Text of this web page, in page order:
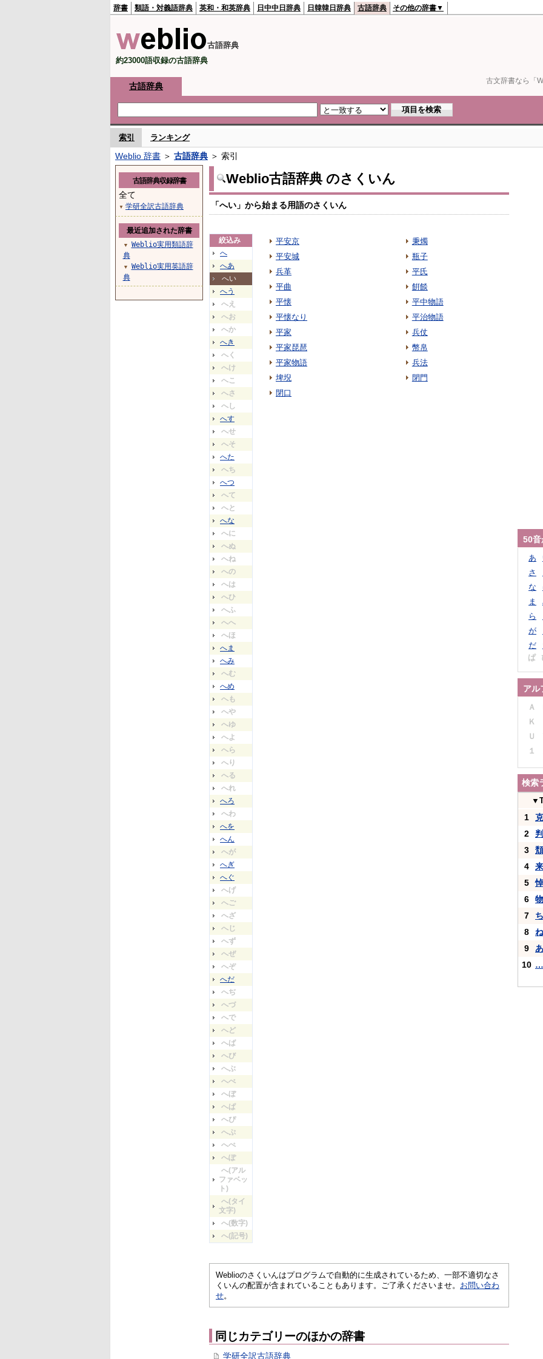
古文辞書なら「
辞書 類語・対義語辞典 英和・和英辞典 日中中日辞典 日韓韓日辞典 古語辞典 その他の辞書▼
古語辞典
約23000語収録の古語辞典
古語辞典
索引 ランキング
Weblio 辞書 ＞ 古語辞典 ＞ 索引
Weblio古語辞典 のさくいん
「へい」から始まる用語のさくいん
絞込み
へ
へあ
へい
へう
へえ
へお
へか
へき
へく
へけ
へこ
へさ
へし
へす
へせ
へそ
へた
へち
へつ
へて
へと
へな
へに
へぬ
へね
への
へは
へひ
へふ
へへ
へほ
へま
へみ
へむ
へめ
へも
へや
へゆ
へよ
へら
へり
へる
へれ
へろ
へわ
へを
へん
へが
へぎ
へぐ
へげ
へご
へざ
へじ
へず
へぜ
へぞ
へだ
へぢ
へづ
へで
へど
へば
へび
へぶ
へべ
へぼ
へぱ
へぴ
へぷ
へぺ
へぽ
へ(アル
ファベッ
ト)
へ(タイ
文字)
へ(数字)
へ(記号)
平安京
平安城
兵革
平曲
平懐
平懐なり
平家
平家琵琶
平家物語
埤堄
閉口
秉燭
瓶子
平氏
餠餤
平中物語
平治物語
兵仗
幣帛
兵法
閉門
Weblioのさくいんはプログラムで自動的に生成されているため、一部不適切なさ
くいんの配置が含まれていることもあります。ご了承くださいませ。 お問い合わ
せ。
同じカテゴリーのほかの辞書
学研全訳古語辞典
古語辞典収録辞書
全て
▼ 学研全訳古語辞典
最近追加された辞書
▼
Weblio実用類語辞
典
▼
Weblio実用英語辞
典
50音
あ
さ
な
ま
ら
が
だ
ぱ
アル
Ａ
Ｋ
Ｕ
１
検索
▼
1
2
3
4
5
6
7
8
9
10 …